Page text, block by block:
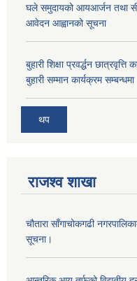
घले समुदायको आयआर्जन तथा
आवेदन आह्वानको सूचना
बुहारी शिक्षा प्रवर्द्धन छात्रवृत्ति
बुहारी सम्मान कार्यक्रम सम्बन्धमा
थप
राजश्व शाखा
चौतारा साँगाचोकगढी
सूचना।